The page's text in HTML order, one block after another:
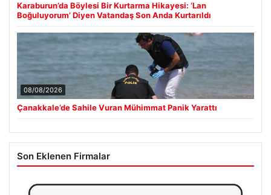
Karaburun’da Böylesi Bir Kurtarma Hikayesi: ‘Lan
Boğuluyorum’ Diyen Vatandaş Son Anda Kurtarıldı
08/08/2026
Çanakkale’de Sahile Vuran Mühimmat Panik Yarattı
Son Eklenen Firmalar